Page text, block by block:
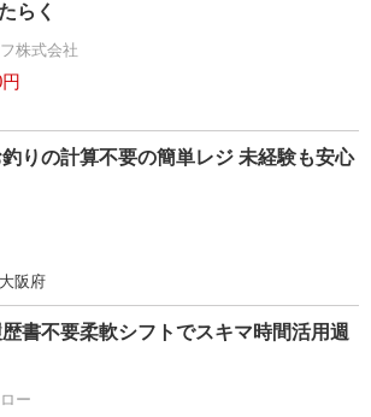
らく
株式会社
りの計算不要の簡単レジ 未経験も安心
阪府
書不要柔軟シフトでスキマ時間活用週
ー